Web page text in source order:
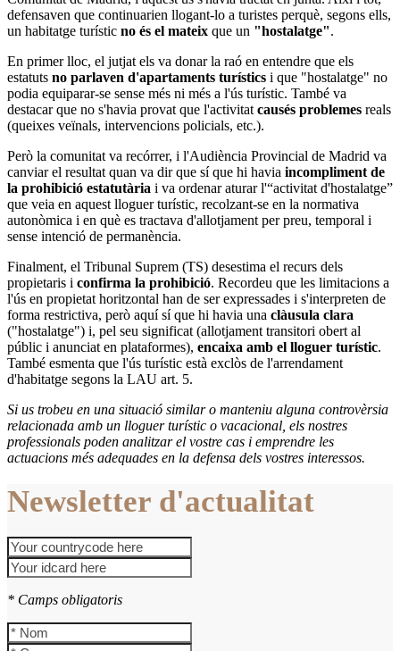
defensaven que continuarien llogant-lo a turistes perquè, segons ells,
un habitatge turístic no és el mateix que un "hostalatge".
En primer lloc, el jutjat els va donar la raó en entendre que els
estatuts no parlaven d'apartaments turístics i que "hostalatge" no
podia equiparar-se sense més ni més a l'ús turístic. També va
destacar que no s'havia provat que l'activitat causés problemes reals
(queixes veïnals, intervencions policials, etc.).
Però la comunitat va recórrer, i l'Audiència Provincial de Madrid va
canviar el resultat quan va dir que sí que hi havia incompliment de
la prohibició estatutària i va ordenar aturar l'“activitat d'hostalatge”
que veia en aquest lloguer turístic, recolzant-se en la normativa
autonòmica i en què es tractava d'allotjament per preu, temporal i
sense intenció de permanència.
Finalment, el Tribunal Suprem (TS) desestima el recurs dels
propietaris i confirma la prohibició. Recordeu que les limitacions a
l'ús en propietat horitzontal han de ser expressades i s'interpreten de
forma restrictiva, però aquí sí que hi havia una clàusula clara
("hostalatge") i, pel seu significat (allotjament transitori obert al
públic i anunciat en plataformes), encaixa amb el lloguer turístic.
També esmenta que l'ús turístic està exclòs de l'arrendament
d'habitatge segons la LAU art. 5.
Si us trobeu en una situació similar o manteniu alguna controvèrsia
relacionada amb un lloguer turístic o vacacional, els nostres
professionals poden analitzar el vostre cas i emprendre les
actuacions més adequades en la defensa dels vostres interessos.
Newsletter d'actualitat
* Camps obligatoris